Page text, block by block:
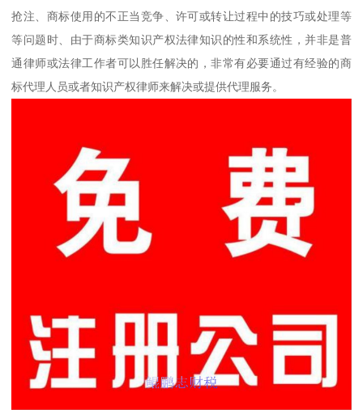
抢注、商标使用的不正当竞争、许可或转让过程中的技巧或处理等
等问题时、由于商标类知识产权法律知识的性和系统性，并非是普
通律师或法律工作者可以胜任解决的，非常有必要通过有经验的商
标代理人员或者知识产权律师来解决或提供代理服务。